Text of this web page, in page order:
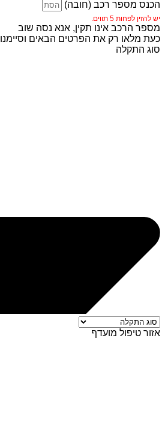
הכנס מספר רכב (חובה)
יש להזין לפחות 5 תווים.
מספר הרכב אינו תקין, אנא נסה שוב
כעת מלאו רק את הפרטים הבאים וסיימנו
סוג התקלה
אזור טיפול מועדף